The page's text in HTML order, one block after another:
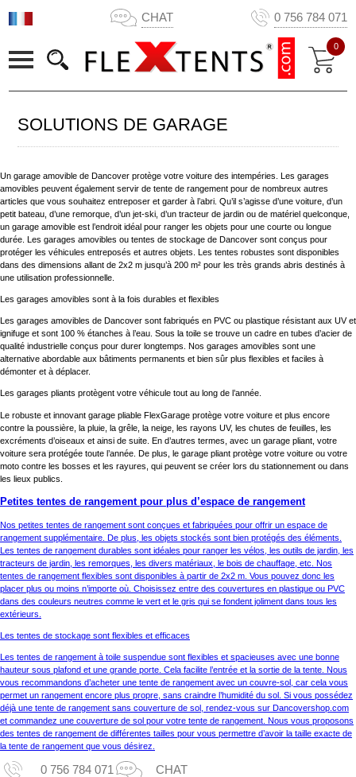
CHAT 0 756 784 071
0
SOLUTIONS DE GARAGE
Un garage amovible de Dancover protège votre voiture des intempéries. Les garages
amovibles peuvent également servir de tente de rangement pour de nombreux autres
articles que vous souhaitez entreposer et garder à l’abri. Qu’il s’agisse d’une voiture, d’un
petit bateau, d’une remorque, d’un jet-ski, d’un tracteur de jardin ou de matériel quelconque,
un garage amovible est l’endroit idéal pour ranger les objets pour une courte ou longue
durée. Les garages amovibles ou tentes de stockage de Dancover sont conçus pour
protéger les véhicules entreposés et autres objets. Les tentes robustes sont disponibles
dans des dimensions allant de 2x2 m jusqu’à 200 m² pour les très grands abris destinés à
une utilisation professionnelle.
Les garages amovibles sont à la fois durables et flexibles
Les garages amovibles de Dancover sont fabriqués en PVC ou plastique résistant aux UV et
ignifuge et sont 100 % étanches à l’eau. Sous la toile se trouve un cadre en tubes d’acier de
qualité industrielle conçus pour durer longtemps. Nos garages amovibles sont une
alternative abordable aux bâtiments permanents et bien sûr plus flexibles et faciles à
démonter et à déplacer.
Les garages pliants protègent votre véhicule tout au long de l’année.
Le robuste et innovant garage pliable FlexGarage protège votre voiture et plus encore
contre la poussière, la pluie, la grêle, la neige, les rayons UV, les chutes de feuilles, les
excréments d’oiseaux et ainsi de suite. En d’autres termes, avec un garage pliant, votre
voiture sera protégée toute l’année. De plus, le garage pliant protège votre voiture ou votre
moto contre les bosses et les rayures, qui peuvent se créer lors du stationnement ou dans
les lieux publics.
Petites tentes de rangement pour plus d’espace de rangement
Nos petites tentes de rangement sont conçues et fabriquées pour offrir un espace de
rangement supplémentaire. De plus, les objets stockés sont bien protégés des éléments.
Les tentes de rangement durables sont idéales pour ranger les vélos, les outils de jardin, les
tracteurs de jardin, les remorques, les divers matériaux, le bois de chauffage, etc. Nos
tentes de rangement flexibles sont disponibles à partir de 2x2 m. Vous pouvez donc les
placer plus ou moins n’importe où. Choisissez entre des couvertures en plastique ou PVC
dans des couleurs neutres comme le vert et le gris qui se fondent joliment dans tous les
extérieurs.
Les tentes de stockage sont flexibles et efficaces
Les tentes de rangement à toile suspendue sont flexibles et spacieuses avec une bonne
hauteur sous plafond et une grande porte. Cela facilite l’entrée et la sortie de la tente. Nous
vous recommandons d’acheter une tente de rangement avec un couvre-sol, car cela vous
permet un rangement encore plus propre, sans craindre l’humidité du sol. Si vous possédez
déjà une tente de rangement sans couverture de sol, rendez-vous sur Dancovershop.com
et commandez une couverture de sol pour votre tente de rangement. Nous vous proposons
des tentes de rangement de différentes tailles pour vous permettre d’avoir la taille exacte de
la tente de rangement que vous désirez.
0 756 784 071
CHAT